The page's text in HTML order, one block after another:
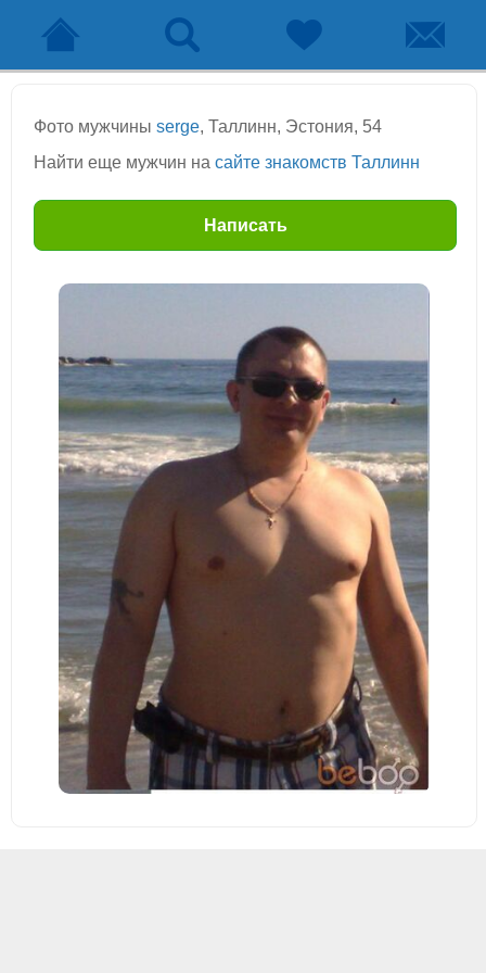
Фото мужчины serge, Таллинн, Эстония, 54
Найти еще мужчин на сайте знакомств Таллинн
Написать